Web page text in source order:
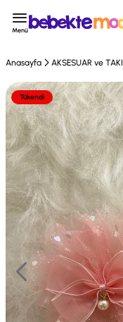
Menü
Anasayfa AKSESUAR ve TAKI
Tükendi